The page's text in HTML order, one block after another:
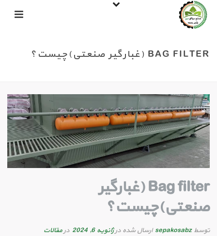
BAG FILTER (غبارگیر صنعتی)چیست؟
Bag filter (غبارگیر
صنعتی)چیست؟
توسطsepakosabzارسال شده درژانویه 6, 2024 درمقالات